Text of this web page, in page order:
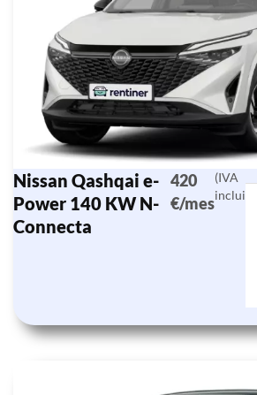
Nissan Qashqai e-
Power 140 KW N-
Connecta
420
€/mes
(IVA
incluido)